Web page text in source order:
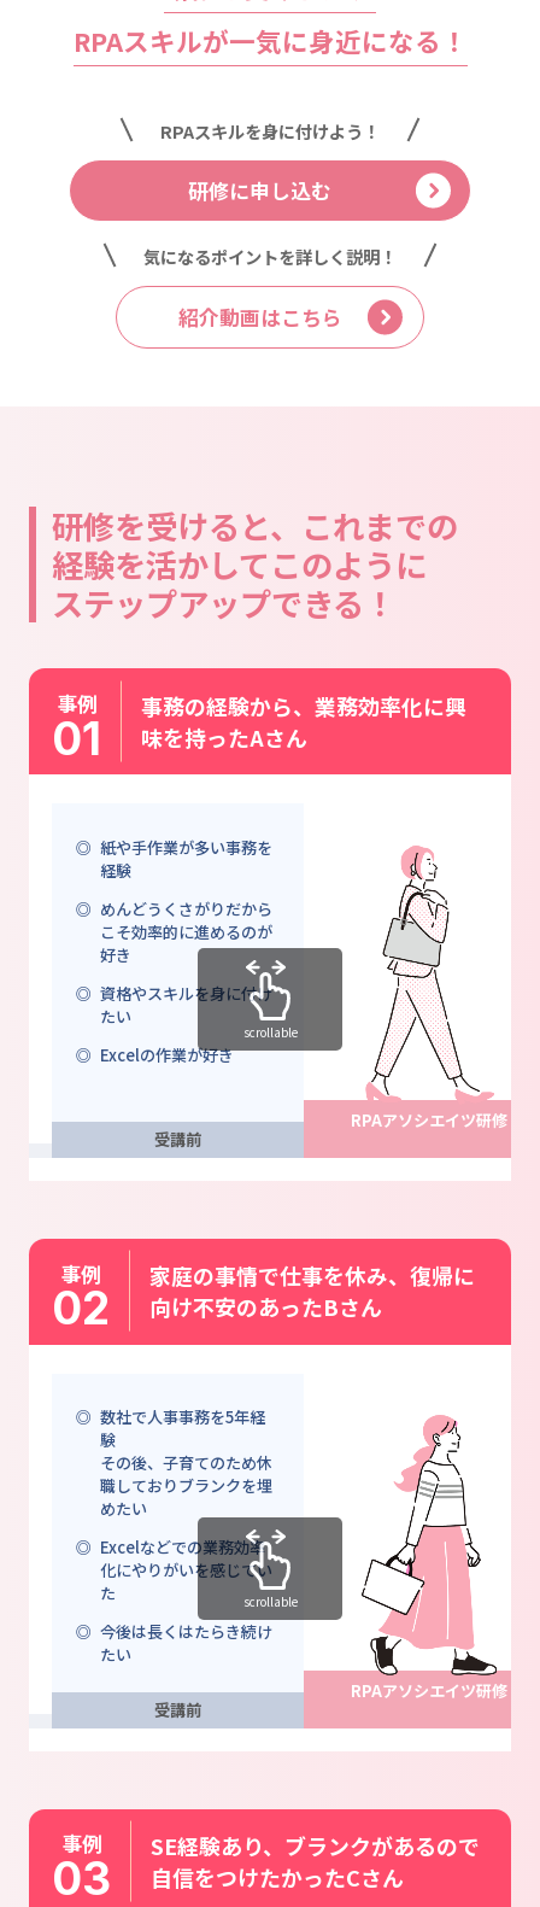
RPAスキルが一気に身近になる！
RPAスキルを身に付けよう！
研修に申し込む
気になるポイントを詳しく説明！
紹介動画はこちら
研修を受けると、これまでの
経験を活かしてこのように
ステップアップできる！
事例
01
事務の経験から、業務効率化に興
味を持ったAさん
受講前
紙や手作業が多い事務を
経験
めんどうくさがりだから
こそ効率的に進めるのが
好き
資格やスキルを身に付け
たい
Excelの作業が好き
RPAアソシエイツ研修
scrollable
事例
02
家庭の事情で仕事を休み、復帰に
向け不安のあったBさん
受講前
数社で人事事務を5年経
験
その後、子育てのため休
職しておりブランクを埋
めたい
Excelなどでの業務効率
化にやりがいを感じてい
た
今後は長くはたらき続け
たい
RPAアソシエイツ研修
scrollable
事例
03
SE経験あり、ブランクがあるので
自信をつけたかったCさん